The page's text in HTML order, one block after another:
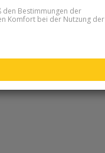
den Bestimmungen der
Komfort bei der Nutzung der